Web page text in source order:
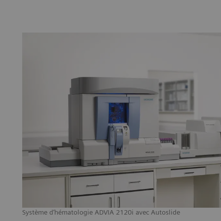
Système d’hématologie ADVIA 2120i avec Autoslide